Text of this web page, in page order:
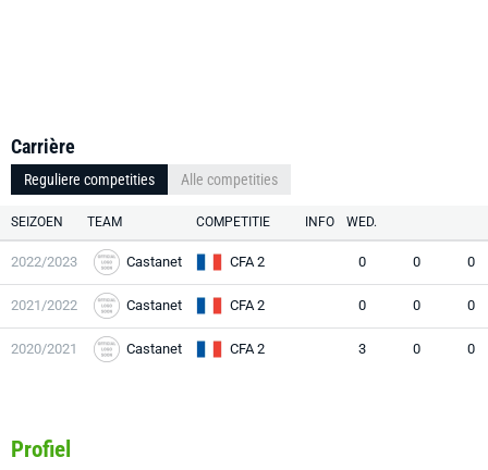
Carrière
Reguliere competities Alle competities
SEIZOEN TEAM COMPETITIE INFO WED.
2022/2023 Castanet CFA 2 0 0 0
2021/2022 Castanet CFA 2 0 0 0
2020/2021 Castanet CFA 2 3 0 0
Profiel